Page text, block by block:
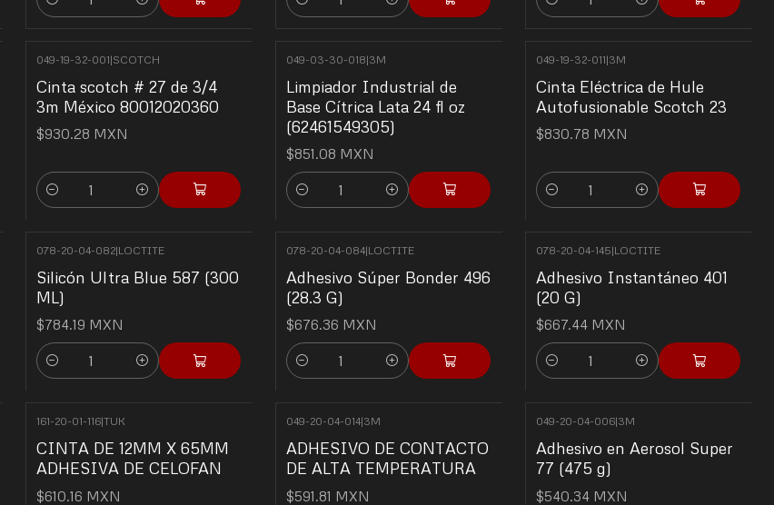
Quantity Quantity Quantity
049-19-32-001|SCOTCH
Cinta scotch # 27 de 3/4
3m México 80012020360
$930.28 MXN
Quantity
049-03-30-018|3M
Limpiador Industrial de
Base Cítrica Lata 24 fl oz
(62461549305)
$851.08 MXN
Quantity
049-19-32-011|3M
Cinta Eléctrica de Hule
Autofusionable Scotch 23
$830.78 MXN
Quantity
078-20-04-082|LOCTITE
Silicón Ultra Blue 587 (300
ML)
$784.19 MXN
Quantity
078-20-04-084|LOCTITE
Adhesivo Súper Bonder 496
(28.3 G)
$676.36 MXN
Quantity
078-20-04-145|LOCTITE
Adhesivo Instantáneo 401
(20 G)
$667.44 MXN
Quantity
161-20-01-116|TUK
CINTA DE 12MM X 65MM
ADHESIVA DE CELOFAN
$610.16 MXN
049-20-04-014|3M
ADHESIVO DE CONTACTO
DE ALTA TEMPERATURA
$591.81 MXN
049-20-04-006|3M
Adhesivo en Aerosol Super
77 (475 g)
$540.34 MXN